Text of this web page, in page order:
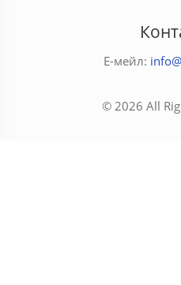
Е-мейл:
© 2026 All